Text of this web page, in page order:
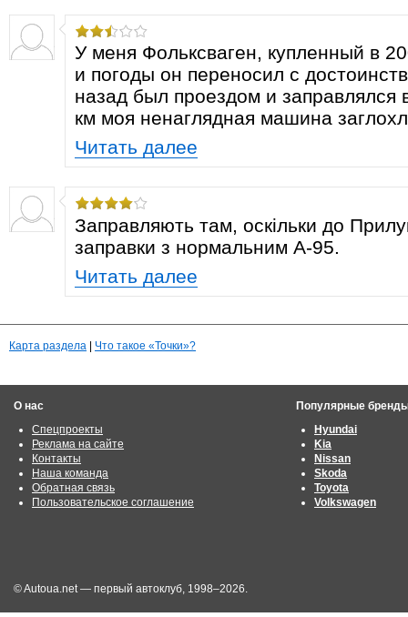
У меня Фольксваген, купленный в
и погоды он переносил с
назад был проездом и
км моя ненаглядная машина
Читать далее
Заправляють там, оскільки до
заправки з нормальним А-95.
Читать далее
Карта раздела | Что такое «Точки»?
О нас
Спецпроекты
Реклама на сайте
Контакты
Наша команда
Обратная связь
Пользовательское соглашение
Популярные
Hyundai
Kia
Nissan
Skoda
Toyota
Volkswagen
© Autoua.net — первый автоклуб, 1998–2026.